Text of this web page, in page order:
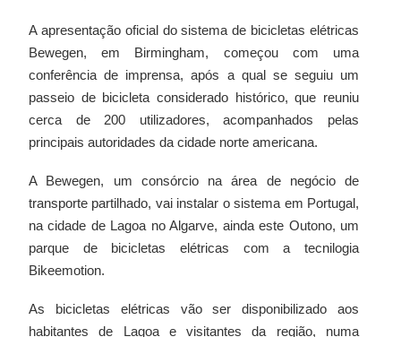
A apresentação oficial do sistema de bicicletas elétricas
Bewegen, em Birmingham, começou com uma
conferência de imprensa, após a qual se seguiu um
passeio de bicicleta considerado histórico, que reuniu
cerca de 200 utilizadores, acompanhados pelas
principais autoridades da cidade norte americana.
A Bewegen, um consórcio na área de negócio de
transporte partilhado, vai instalar o sistema em Portugal,
na cidade de Lagoa no Algarve, ainda este Outono, um
parque de bicicletas elétricas com a tecnilogia
Bikeemotion.
As bicicletas elétricas vão ser disponibilizado aos
habitantes de Lagoa e visitantes da região, numa